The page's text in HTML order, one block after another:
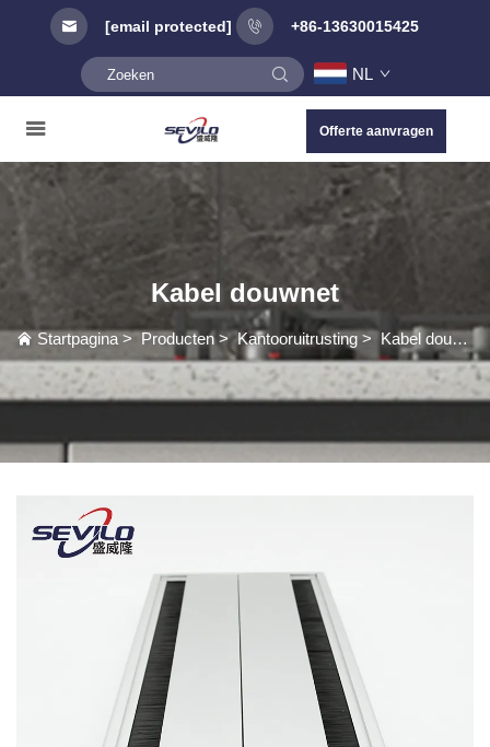
[email protected] +86-13630015425
NL
Offerte aanvragen
Kabel douwnet
Startpagina > Producten >Kantooruitrusting > Kabel douwnet